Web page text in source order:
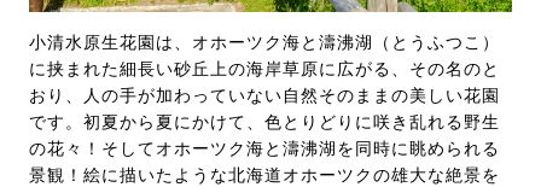
小清水原生花園は、オホーツク海と濤沸湖（とうふつこ）
に挟まれた細長い砂丘上の海岸草原に広がる、その名のと
おり、人の手が加わっていない自然そのままの美しい花園
です。初夏から夏にかけて、色とりどりに咲き乱れる野生
の花々！そしてオホーツク海と濤沸湖を同時に眺められる
景観！絵に描いたような北海道オホーツクの雄大な絶景を